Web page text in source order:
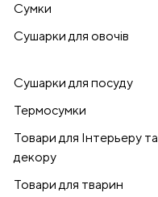
Сумки
Сушарки для овочів
Сушарки для посуду
Термосумки
Товари для Інтерьеру та
декору
Товари для тварин